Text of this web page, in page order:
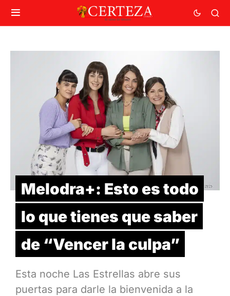
Melodra+: Esto es todo
lo que tienes que saber
de “Vencer la culpa”
Esta noche Las Estrellas abre sus
puertas para darle la bienvenida a la